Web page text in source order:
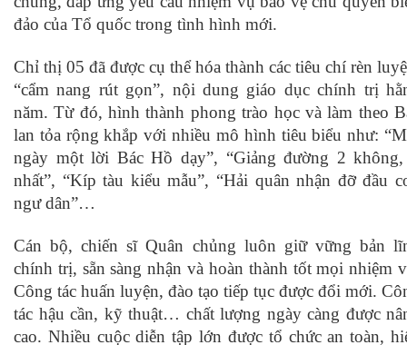
đảo của Tổ quốc trong tình hình mới.
Chỉ thị 05 đã được cụ thể hóa thành các tiêu chí rèn
“cẩm nang rút gọn”, nội dung giáo dục chính trị
năm. Từ đó, hình thành phong trào học và làm theo
lan tỏa rộng khắp với nhiều mô hình tiêu biểu như:
ngày một lời Bác Hồ dạy”, “Giảng đường 2
nhất”, “Kíp tàu kiểu mẫu”, “Hải quân nhận đỡ đầu
ngư dân”…
Cán bộ, chiến sĩ Quân chủng luôn giữ vững bản
chính trị, sẵn sàng nhận và hoàn thành tốt mọi nhiệm
Công tác huấn luyện, đào tạo tiếp tục được đổi mới.
tác hậu cần, kỹ thuật… chất lượng ngày càng được
cao. Nhiều cuộc diễn tập lớn được tổ chức an toàn,